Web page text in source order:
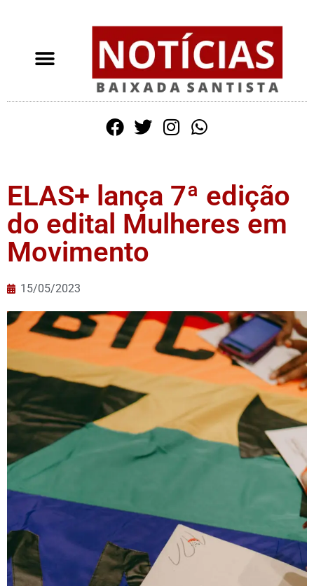
ELAS+ lança 7ª edição
do edital Mulheres em
Movimento
15/05/2023